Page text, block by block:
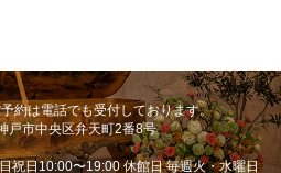
約は電話でも受付しております。
市中央区弁天町2番8号
祝日10:00〜19:00 休館日 毎週火・水曜日